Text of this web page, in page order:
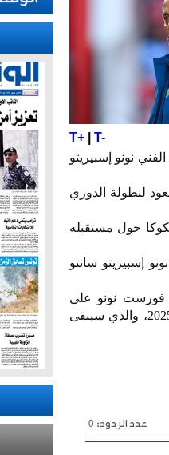
T+| T-
نونو إسبيريتو
للصعود لبطولة الدوري
حول مستقبله
إسبيريتو سانتو
فورست نونو على
مساهمته خلال حقبة ناجحة للغاية في ملعب سيتي غراوند، وخاصة دوره في موسم 2024 / 2025، والذي سيبقى
عدد الردود: 0